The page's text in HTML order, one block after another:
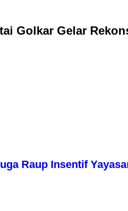
Golkar Gelar
Raup Insentif